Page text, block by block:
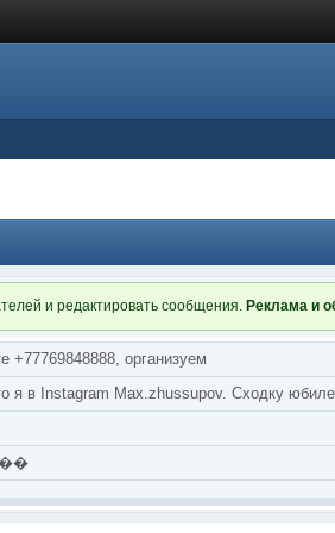
и редактировать сообщения.Реклама и
+77769848888, организуем
в Instagram Max.zhussupov. Сходку